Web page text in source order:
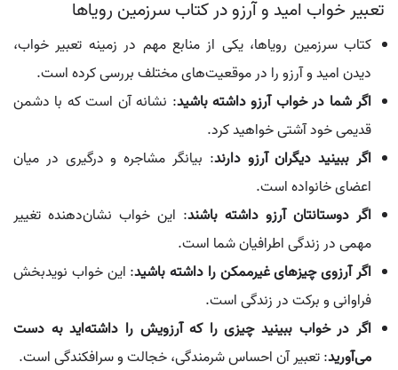
تعبیر خواب امید و آرزو در کتاب سرزمین رویاها
کتاب سرزمین رویاها، یکی از منابع مهم در زمینه تعبیر خواب،
دیدن امید و آرزو را در موقعیت‌های مختلف بررسی کرده است.
اگر شما در خواب آرزو داشته باشید: نشانه آن است که با دشمن
قدیمی خود آشتی خواهید کرد.
اگر ببینید دیگران آرزو دارند: بیانگر مشاجره و درگیری در میان
اعضای خانواده است.
اگر دوستانتان آرزو داشته باشند: این خواب نشان‌دهنده تغییر
مهمی در زندگی اطرافیان شما است.
اگر آرزوی چیزهای غیرممکن را داشته باشید: این خواب نویدبخش
فراوانی و برکت در زندگی است.
اگر در خواب ببینید چیزی را که آرزویش را داشته‌اید به دست
می‌آورید: تعبیر آن احساس شرمندگی، خجالت و سرافکندگی است.